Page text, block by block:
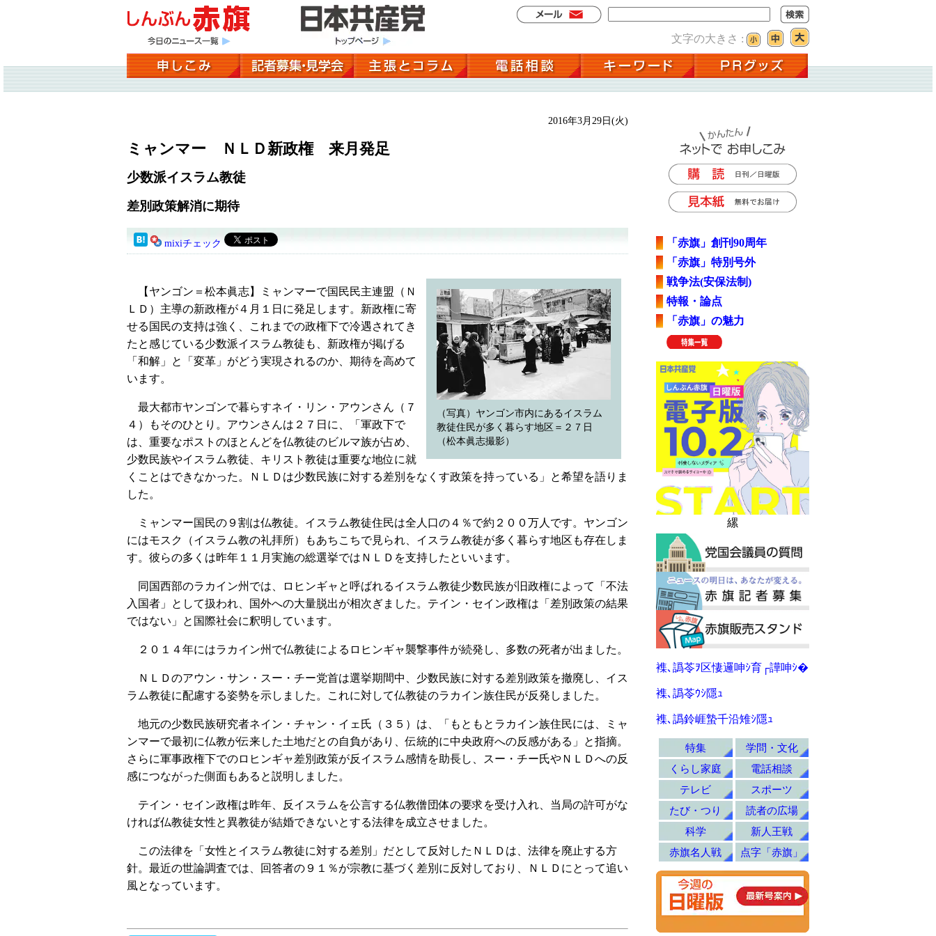
文字の大きさ :
2016年3月29日(火)
ミャンマー ＮＬＤ新政権 来月発足
少数派イスラム教徒
差別政策解消に期待
mixiチェック
（写真）ヤンゴン市内にあるイスラム
教徒住民が多く暮らす地区＝２７日
（松本眞志撮影）
【ヤンゴン＝松本眞志】ミャンマーで国民民主連盟（Ｎ
ＬＤ）主導の新政権が４月１日に発足します。新政権に寄
せる国民の支持は強く、これまでの政権下で冷遇されてき
たと感じている少数派イスラム教徒も、新政権が掲げる
「和解」と「変革」がどう実現されるのか、期待を高めて
います。
最大都市ヤンゴンで暮らすネイ・リン・アウンさん（７
４）もそのひとり。アウンさんは２７日に、「軍政下で
は、重要なポストのほとんどを仏教徒のビルマ族が占め、
少数民族やイスラム教徒、キリスト教徒は重要な地位に就
くことはできなかった。ＮＬＤは少数民族に対する差別をなくす政策を持っている」と希望を語りま
した。
ミャンマー国民の９割は仏教徒。イスラム教徒住民は全人口の４％で約２００万人です。ヤンゴン
にはモスク（イスラム教の礼拝所）もあちこちで見られ、イスラム教徒が多く暮らす地区も存在しま
す。彼らの多くは昨年１１月実施の総選挙ではＮＬＤを支持したといいます。
同国西部のラカイン州では、ロヒンギャと呼ばれるイスラム教徒少数民族が旧政権によって「不法
入国者」として扱われ、国外への大量脱出が相次ぎました。テイン・セイン政権は「差別政策の結果
ではない」と国際社会に釈明しています。
２０１４年にはラカイン州で仏教徒によるロヒンギャ襲撃事件が続発し、多数の死者が出ました。
ＮＬＤのアウン・サン・スー・チー党首は選挙期間中、少数民族に対する差別政策を撤廃し、イス
ラム教徒に配慮する姿勢を示しました。これに対して仏教徒のラカイン族住民が反発しました。
地元の少数民族研究者ネイン・チャン・イェ氏（３５）は、「もともとラカイン族住民には、ミャ
ンマーで最初に仏教が伝来した土地だとの自負があり、伝統的に中央政府への反感がある」と指摘。
さらに軍事政権下でのロヒンギャ差別政策が反イスラム感情を助長し、スー・チー氏やＮＬＤへの反
感につながった側面もあると説明しました。
テイン・セイン政権は昨年、反イスラムを公言する仏教僧団体の要求を受け入れ、当局の許可がな
ければ仏教徒女性と異教徒が結婚できないとする法律を成立させました。
この法律を「女性とイスラム教徒に対する差別」だとして反対したＮＬＤは、法律を廃止する方
針。最近の世論調査では、回答者の９１％が宗教に基づく差別に反対しており、ＮＬＤにとって追い
風となっています。
「赤旗」創刊90周年
「赤旗」特別号外
戦争法(安保法制)
特報・論点
「赤旗」の魅力
縲
襍､譌苓ｦ区悽邏呻ｼ育┌譁呻ｼ�
襍､譌苓ｳｼ隱ｭ
襍､譌鈴崕蟄千沿雉ｼ隱ｭ
特集
学問・文化
くらし家庭
電話相談
テレビ
スポーツ
たび・つり
読者の広場
科学
新人王戦
赤旗名人戦
点字「赤旗」